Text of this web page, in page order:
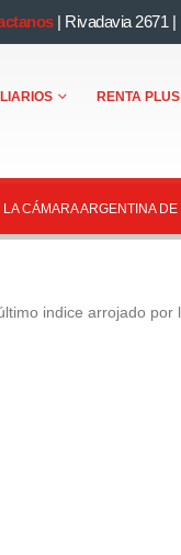
| Rivadavia 2671 |
RENTA PLUS
LA CÁMARA ARGENTINA
indice arrojado por